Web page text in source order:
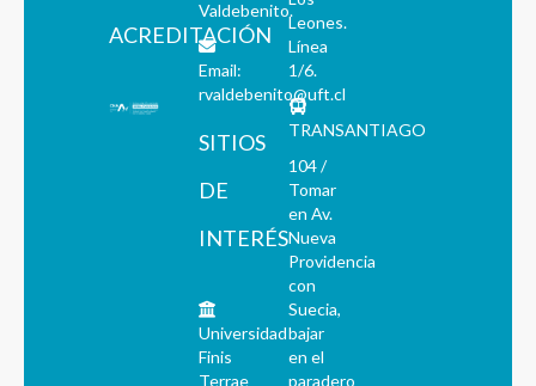
ACREDITACIÓN
Valdebenito.
Email:
rvaldebenito@uft.cl
SITIOS
DE
INTERÉS
Universidad
Finis
Terrae
Leones.
Línea
1/6.
TRANSANTIAGO
104 /
Tomar
en Av.
Nueva
Providencia
con
Suecia,
bajar
en el
paradero